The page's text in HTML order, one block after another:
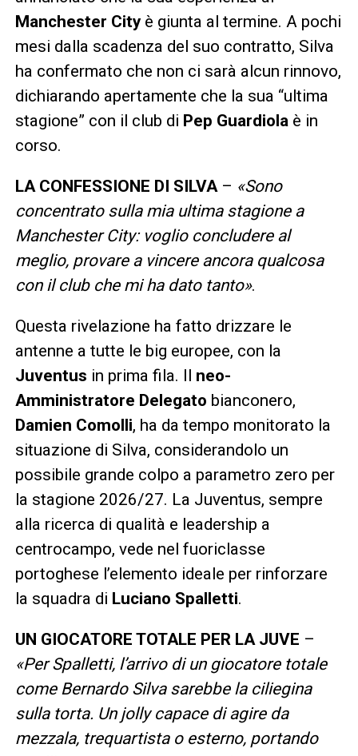
Manchester Cityè giunta al termine. A pochi
mesi dalla scadenza del suo contratto, Silva
ha confermato che non ci sarà alcun rinnovo,
dichiarando apertamente che la sua “ultima
stagione” con il club di Pep Guardiola è in
corso.
LA CONFESSIONE DI SILVA– «Sono
concentrato sulla mia ultima stagione a
Manchester City: voglio concludere al
meglio, provare a vincere ancora qualcosa
con il club che mi ha dato tanto».
Questa rivelazione ha fatto drizzare le
antenne a tutte le big europee, con la
Juventus in prima fila. Il neo-
Amministratore Delegato bianconero,
Damien Comolli, ha da tempo monitorato la
situazione di Silva, considerandolo un
possibile grande colpo a parametro zero per
la stagione 2026/27. La Juventus, sempre
alla ricerca di qualità e leadership a
centrocampo, vede nel fuoriclasse
portoghese l’elemento ideale per rinforzare
la squadra di Luciano Spalletti.
UN GIOCATORE TOTALE PER LA JUVE –
«Per Spalletti, l’arrivo di un giocatore totale
come Bernardo Silva sarebbe la ciliegina
sulla torta. Un jolly capace di agire da
mezzala, trequartista o esterno, portando